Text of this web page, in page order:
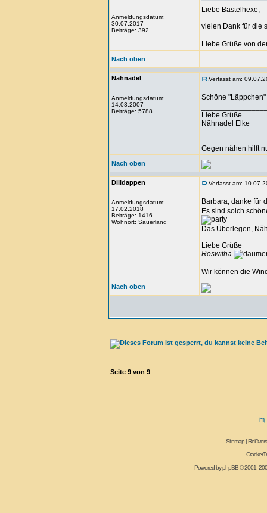
Anmeldungsdatum:
30.07.2017
Beiträge: 392
Liebe Bastelhexe,
vielen Dank für die
Liebe Grüße von
Nach oben
Nähnadel
Anmeldungsdatum:
14.03.2007
Beiträge: 5788
Verfasst am:
Schöne
Liebe Grüße
Nähnadel Elke
Gegen nähen hilft
Nach oben
Dilldappen
Anmeldungsdatum:
17.02.2018
Beiträge: 1416
Wohnort: Sauerland
Verfasst am:
Barbara, danke für
Es sind solch
Das Überlegen,
Liebe Grüße
Roswitha
Wir können die
Nach oben
Seite 9 von 9
Sitemap|
Powered byphpBB© 2001,